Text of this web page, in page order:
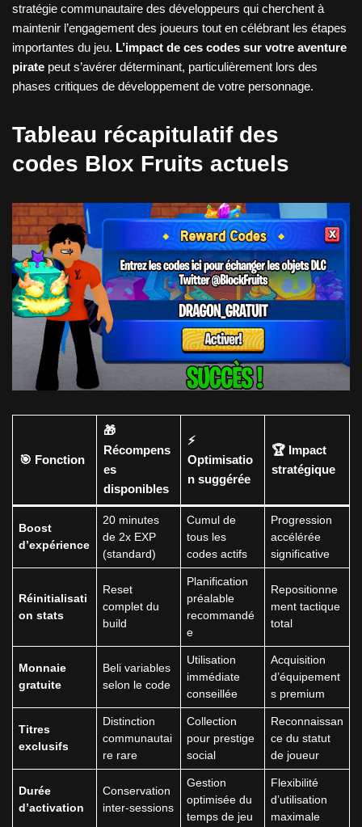
stratégie communautaire des développeurs qui cherchent à
maintenir l’engagement des joueurs tout en célébrant les étapes
importantes du jeu. L’impact de ces codes sur votre aventure
pirate peut s’avérer déterminant, particulièrement lors des
phases critiques de développement de votre personnage.
Tableau récapitulatif des
codes Blox Fruits actuels
🎯 Fonction
🎁
Récompens
es
disponibles
⚡
Optimisatio
n suggérée
🏆 Impact
stratégique
Boost
d’expérience
20 minutes
de 2x EXP
(standard)
Cumul de
tous les
codes actifs
Progression
accélérée
significative
Réinitialisati
on stats
Reset
complet du
build
Planification
préalable
recommandé
e
Repositionne
ment tactique
total
Monnaie
gratuite
Beli variables
selon le code
Utilisation
immédiate
conseillée
Acquisition
d’équipement
s premium
Titres
exclusifs
Distinction
communautai
re rare
Collection
pour prestige
social
Reconnaissan
ce du statut
de joueur
Durée
d’activation
Conservation
inter-sessions
Gestion
optimisée du
temps de jeu
Flexibilité
d’utilisation
maximale